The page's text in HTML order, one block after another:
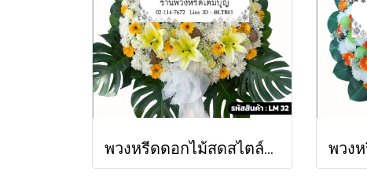
พวงหรีดดอกไม้สดสไตล์โมเดิร์น จันทรประภา (LM32)